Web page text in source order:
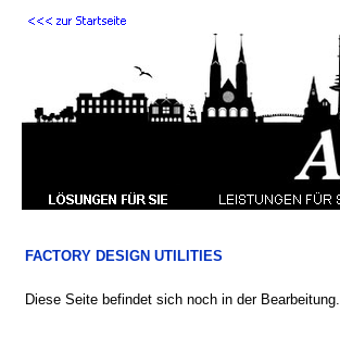
FACTORY DESIGN UTILITIES
Diese Seite befindet sich noch in der Bearbeitung.